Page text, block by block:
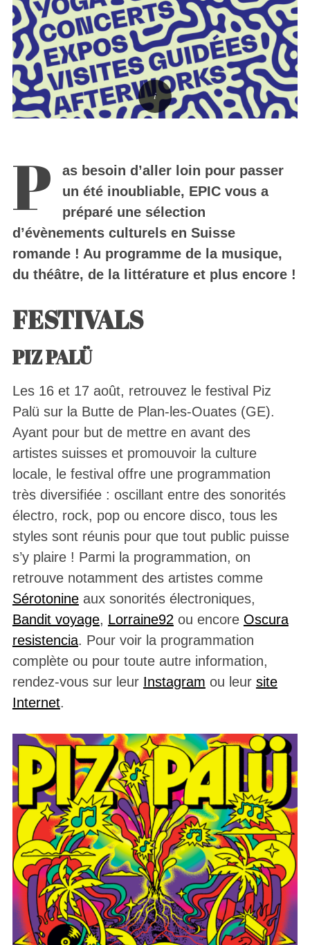
P
as besoin d’aller loin pour passer
un été inoubliable, EPIC vous a
préparé une sélection
d’évènements culturels en Suisse
romande ! Au programme de la musique,
du théâtre, de la littérature et plus encore !
FESTIVALS
PIZ PALÜ
Les 16 et 17 août, retrouvez le festival Piz
Palü sur la Butte de Plan-les-Ouates (GE).
Ayant pour but de mettre en avant des
artistes suisses et promouvoir la culture
locale, le festival offre une programmation
très diversifiée : oscillant entre des sonorités
électro, rock, pop ou encore disco, tous les
styles sont réunis pour que tout public puisse
s’y plaire ! Parmi la programmation, on
retrouve notamment des artistes comme
Sérotonineaux sonorités électroniques,
Bandit voyage, Lorraine92 ou encore Oscura
resistencia. Pour voir la programmation
complète ou pour toute autre information,
rendez-vous sur leur Instagram ou leur site
Internet.